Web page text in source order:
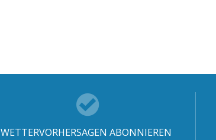
WETTERVORHERSAGEN ABONNIEREN